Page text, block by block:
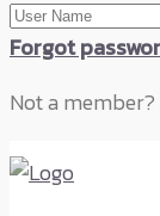
Forgot
Not a member?